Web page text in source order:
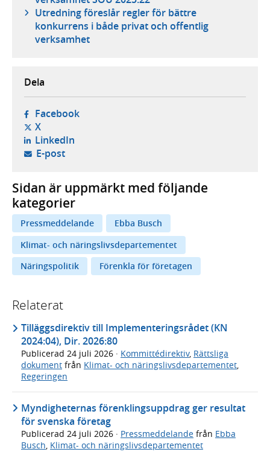
Utredning föreslår regler för bättre
konkurrens i både privat och offentlig
verksamhet
Dela
Facebook- öppnas i ny flik, extern webbplats,
X- öppnas i ny flik, extern webbplats,
LinkedIn- öppnas i ny flik, extern webbplats,
E-post- öppnar din e-postklient,
Sidan är uppmärkt med följande
kategorier
Pressmeddelande
Ebba Busch
Klimat- och näringslivsdepartementet
Näringspolitik
Förenkla för företagen
Relaterat
Tilläggsdirektiv till Implementeringsrådet (KN
2024:04), Dir. 2026:80
Publicerad 24 juli 2026 · Kommittédirektiv, Rättsliga
dokument från Klimat- och näringslivsdepartementet,
Regeringen
Myndigheternas förenklingsuppdrag ger resultat
för svenska företag
Publicerad 24 juli 2026 · Pressmeddelande från Ebba
Busch, Klimat- och näringslivsdepartementet